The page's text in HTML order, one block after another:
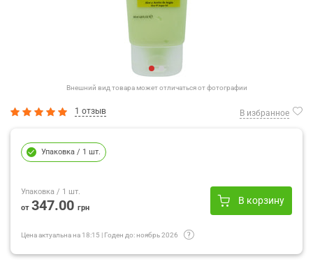
Внешний вид товара может отличаться от фотографии
1 отзыв В избранное
Упаковка / 1 шт.
Упаковка / 1 шт.
от 347.00 грн
В корзину
Цена актуальна на 18:15 | Годен до:ноябрь 2026